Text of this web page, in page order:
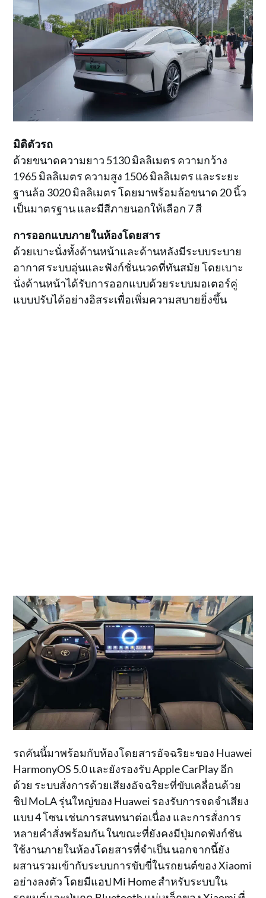
มิติตัวรถ
ด้วยขนาดความยาว 5130 มิลลิเมตร ความกว้าง
1965 มิลลิเมตร ความสูง 1506 มิลลิเมตร และระยะ
ฐานล้อ 3020 มิลลิเมตร โดยมาพร้อมล้อขนาด 20 นิ้ว
เป็นมาตรฐาน และมีสีภายนอกให้เลือก 7 สี
การออกแบบภายในห้องโดยสาร
ด้วยเบาะนั่งทั้งด้านหน้าและด้านหลังมีระบบระบาย
อากาศ ระบบอุ่นและฟังก์ชั่นนวดที่ทันสมัย โดยเบาะ
นั่งด้านหน้าได้รับการออกแบบด้วยระบบมอเตอร์คู่
แบบปรับได้อย่างอิสระเพื่อเพิ่มความสบายยิ่งขึ้น
รถคันนี้มาพร้อมกับห้องโดยสารอัจฉริยะของ Huawei
HarmonyOS 5.0 และยังรองรับ Apple CarPlay อีก
ด้วย ระบบสั่งการด้วยเสียงอัจฉริยะที่ขับเคลื่อนด้วย
ชิป MoLA รุ่นใหญ่ของ Huawei รองรับการจดจำเสียง
แบบ 4 โซน เช่นการสนทนาต่อเนื่อง และการสั่งการ
หลายคำสั่งพร้อมกัน ในขณะที่ยังคงมีปุ่มกดฟังก์ชัน
ใช้งานภายในห้องโดยสารที่จำเป็น นอกจากนี้ยัง
ผสานรวมเข้ากับระบบการขับขี่ในรถยนต์ของ Xiaomi
อย่างลงตัว โดยมีแอป Mi Home สำหรับระบบใน